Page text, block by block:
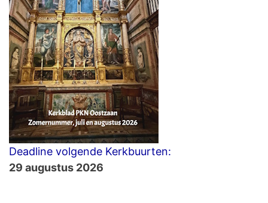
Deadline volgende Kerkbuurten:
29 augustus 2026